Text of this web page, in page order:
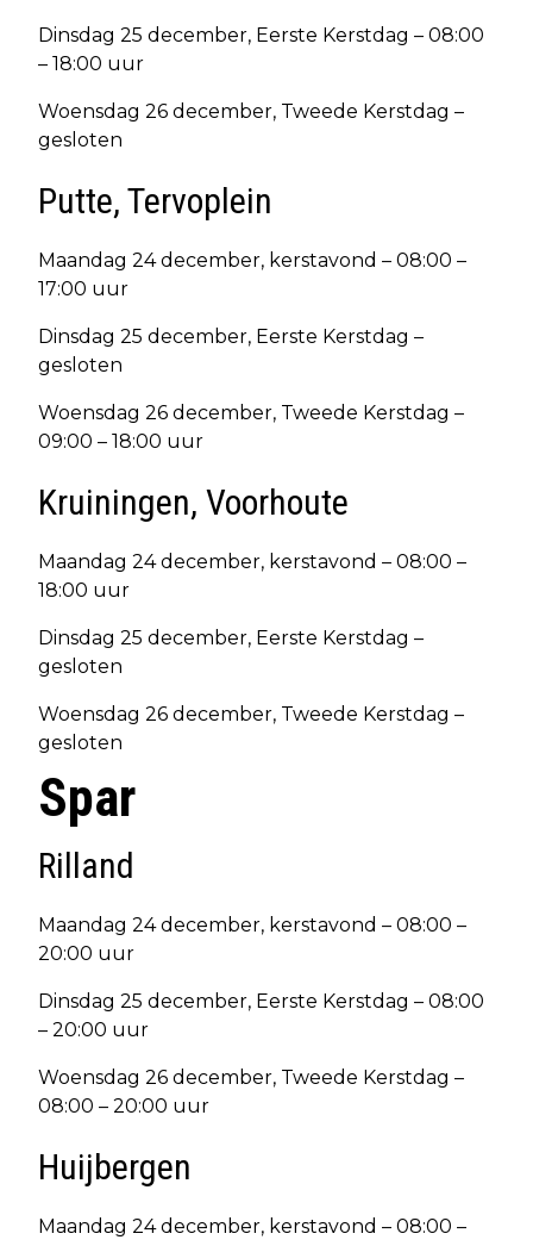
Dinsdag 25 december, Eerste Kerstdag – 08:00
– 18:00 uur
Woensdag 26 december, Tweede Kerstdag –
gesloten
Putte, Tervoplein
Maandag 24 december, kerstavond – 08:00 –
17:00 uur
Dinsdag 25 december, Eerste Kerstdag –
gesloten
Woensdag 26 december, Tweede Kerstdag –
09:00 – 18:00 uur
Kruiningen, Voorhoute
Maandag 24 december, kerstavond – 08:00 –
18:00 uur
Dinsdag 25 december, Eerste Kerstdag –
gesloten
Woensdag 26 december, Tweede Kerstdag –
gesloten
Spar
Rilland
Maandag 24 december, kerstavond – 08:00 –
20:00 uur
Dinsdag 25 december, Eerste Kerstdag – 08:00
– 20:00 uur
Woensdag 26 december, Tweede Kerstdag –
08:00 – 20:00 uur
Huijbergen
Maandag 24 december, kerstavond – 08:00 –